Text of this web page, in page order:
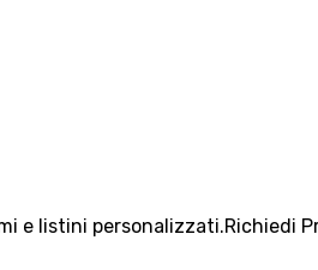
e listini personalizzati.Richiedi